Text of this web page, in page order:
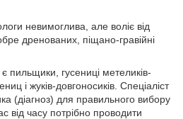
невимоглива, але воліє від
дренованих, піщано-гравійні
пильщики, гусениці метеликів-
і жуків-довгоносиків. Спеціаліст
(діагноз) для правильного вибору
від часу потрібно проводити